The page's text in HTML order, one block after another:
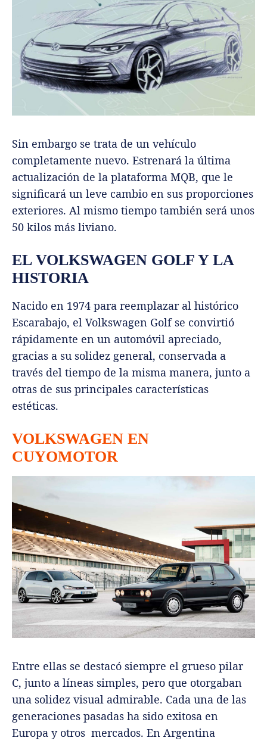
Sin embargo se trata de un vehículo
completamente nuevo. Estrenará la última
actualización de la plataforma MQB, que le
significará un leve cambio en sus proporciones
exteriores. Al mismo tiempo también será unos
50 kilos más liviano.
EL VOLKSWAGEN GOLF Y LA
HISTORIA
Nacido en 1974 para reemplazar al histórico
Escarabajo, el Volkswagen Golf se convirtió
rápidamente en un automóvil apreciado,
gracias a su solidez general, conservada a
través del tiempo de la misma manera, junto a
otras de sus principales características
estéticas.
VOLKSWAGEN EN
CUYOMOTOR
Entre ellas se destacó siempre el grueso pilar
C, junto a líneas simples, pero que otorgaban
una solidez visual admirable. Cada una de las
generaciones pasadas ha sido exitosa en
Europa y otros mercados. En Argentina